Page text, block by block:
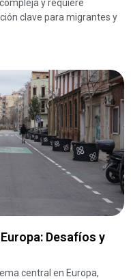
y requiere
clave para migrantes y
Desafíos y
central en Europa,